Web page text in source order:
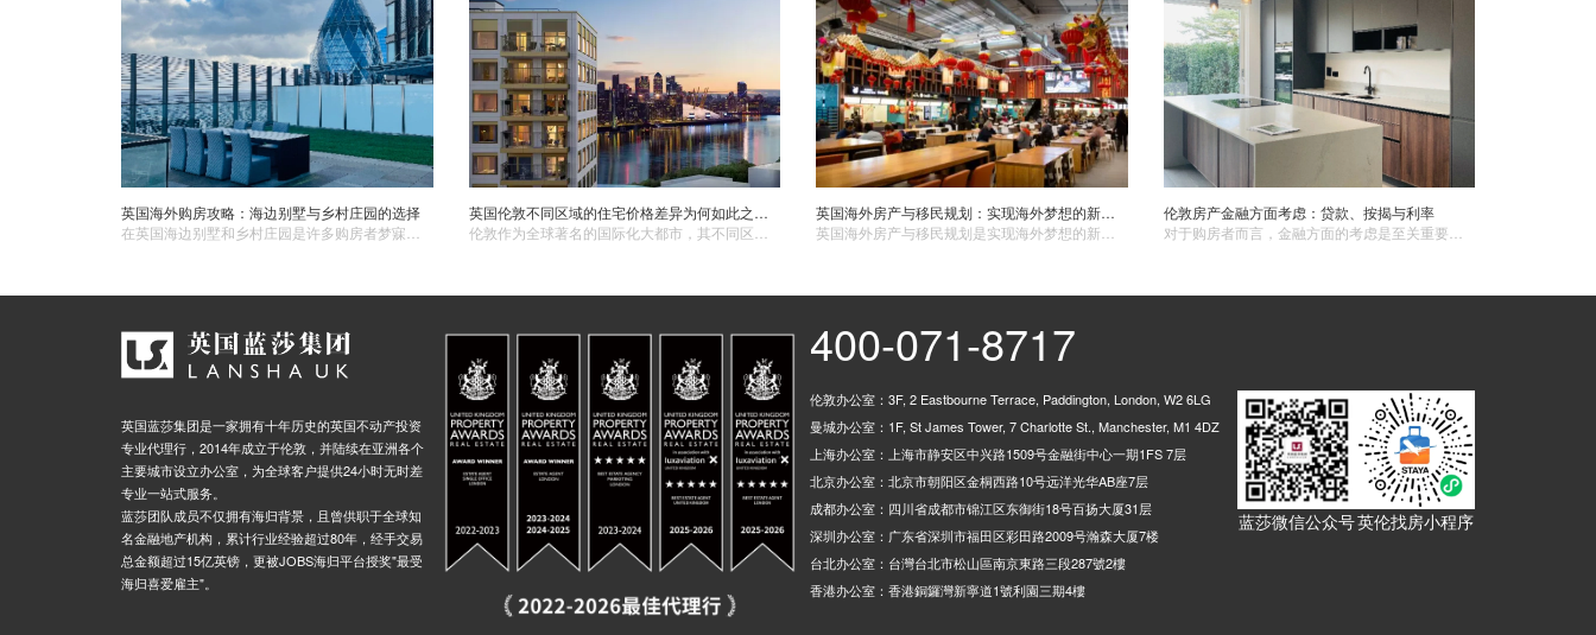
英国海外购房攻略：海边别墅与乡村庄园的选择
英国伦敦不同区域的住宅价格差异为何如此之大？哪些区域性价比更高？
英国海外房产与移民规划：实现海外梦想的新途径
伦敦房产金融方面考虑：贷款、按揭与利率
英国蓝莎集团是一家拥有十年历史的英国不动产投资
专业代理行，2014年成立于伦敦，并陆续在亚洲各个
主要城市设立办公室，为全球客户提供24小时无时差
专业一站式服务。
蓝莎团队成员不仅拥有海归背景，且曾供职于全球知
名金融地产机构，累计行业经验超过80年，经手交易
总金额超过15亿英镑，更被JOBS海归平台授奖"最受
海归喜爱雇主"。
400-071-8717
伦敦办公室：3F, 2 Eastbourne Terrace, Paddington, London, W2 6LG
曼城办公室：1F, St James Tower, 7 Charlotte St., Manchester, M1 4DZ
上海办公室：上海市静安区中兴路1509号金融街中心一期1FS 7层
北京办公室：北京市朝阳区金桐西路10号远洋光华AB座7层
成都办公室：四川省成都市锦江区东御街18号百扬大厦31层
深圳办公室：广东省深圳市福田区彩田路2009号瀚森大厦7楼
台北办公室：台灣台北市松山區南京東路三段287號2樓
香港办公室：香港銅鑼灣新寧道1號利園三期4樓
蓝莎微信公众号英伦找房小程序